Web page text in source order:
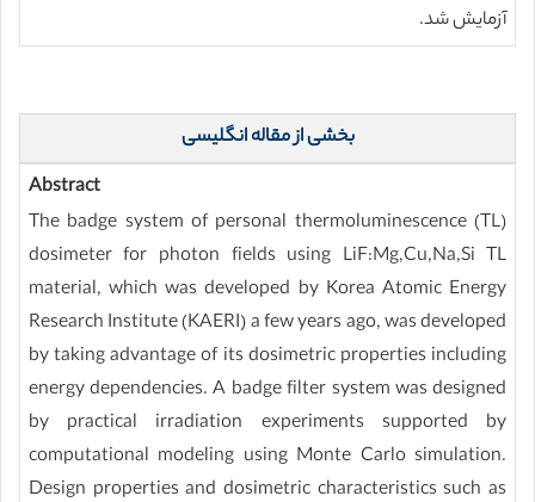
آزمایش شد.
بخشی از مقاله انگلیسی
Abstract
The badge system of personal thermoluminescence (TL)
dosimeter for photon fields using LiF:Mg,Cu,Na,Si TL
material, which was developed by Korea Atomic Energy
Research Institute (KAERI) a few years ago, was developed
by taking advantage of its dosimetric properties including
energy dependencies. A badge filter system was designed
by practical irradiation experiments supported by
computational modeling using Monte Carlo simulation.
Design properties and dosimetric characteristics such as